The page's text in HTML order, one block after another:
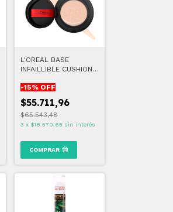
L'OREAL BASE
INFAILLIBLE CUSHION
-15% OFF
$55.711,96
$65.543,48
3 x $18.570,65 sin interés
COMPRAR